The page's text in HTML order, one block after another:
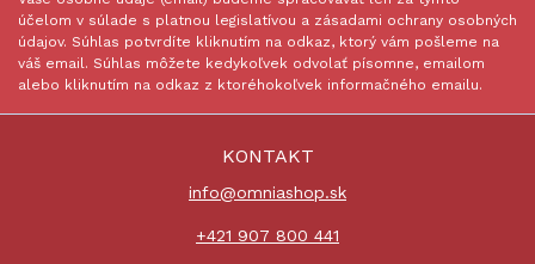
účelom v súlade s platnou legislatívou a zásadami ochrany osobných
údajov. Súhlas potvrdíte kliknutím na odkaz, ktorý vám pošleme na
váš email. Súhlas môžete kedykoľvek odvolať písomne, emailom
alebo kliknutím na odkaz z ktoréhokoľvek informačného emailu.
KONTAKT
info@omniashop.sk
+421 907 800 441